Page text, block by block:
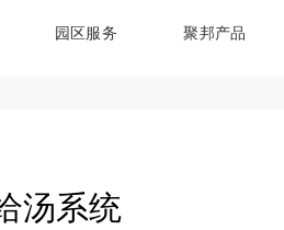
园区服务 聚邦产品
汤系统